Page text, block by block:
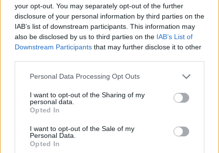
your opt-out. You may separately opt-out of the further
disclosure of your personal information by third parties on the
IAB’s list of downstream participants. This information may
also be disclosed by us to third parties on the IAB’s List of
Downstream Participants that may further disclose it to other
Personal Data Processing Opt Outs
I want to opt-out of the Sharing of my
personal data.
Opted In
I want to opt-out of the Sale of my
Personal Data.
Opted In
105 kcal
Kevyempi simppeli
chiavanukas
Letut